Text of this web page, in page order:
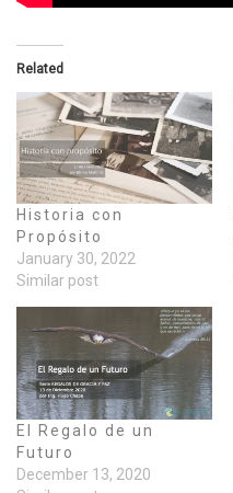
Related
Historia con
Propósito
January 30, 2022
Similar post
El Regalo de un
Futuro
December 13, 2020